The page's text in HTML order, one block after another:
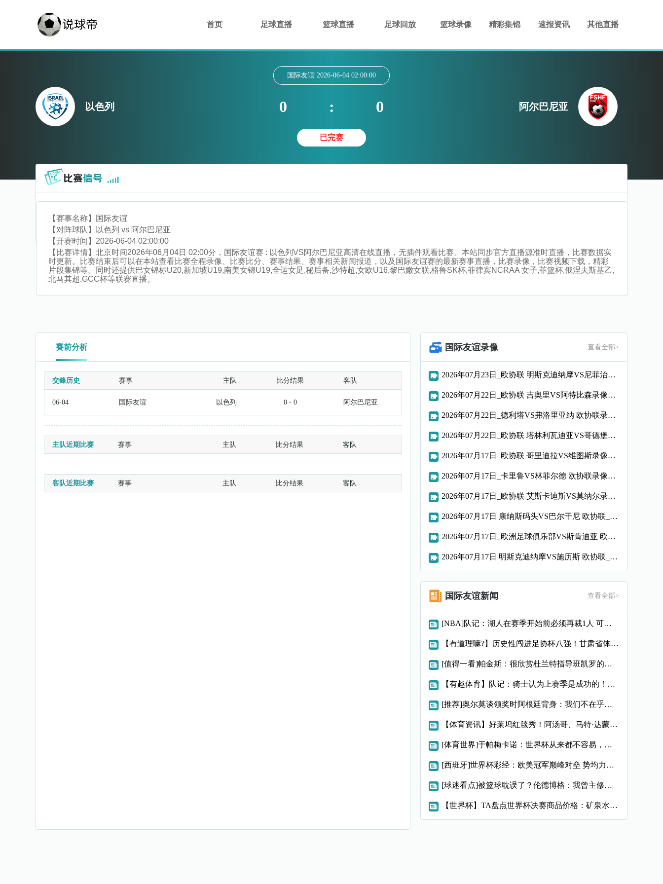
首页 足球直播 篮球直播 足球回放 篮球录像 精彩集锦 速报资讯 其他直播
以色列
国际友谊 2026-06-04 02:00:00
0 : 0
已完赛
阿尔巴尼亚
【赛事名称】
国际友谊
【对阵球队】
以色列 vs 阿尔巴尼亚
【开赛时间】 2026-06-04 02:00:00
【比赛详情】 北京时间2026年06月04日 02:00分，国际友谊赛 : 以色列VS阿尔巴尼亚高清在线直播，无插件观看比赛。本站同步官方直播源准时直播，比赛数据实
时更新。比赛结束后可以在本站查看比赛全程录像、比赛比分、赛事结果、赛事相关新闻报道，以及国际友谊赛的最新赛事直播，比赛录像，比赛视频下载，精彩
片段集锦等。同时还提供巴女锦标U20,新加坡U19,南美女锦U19,全运女足,秘后备,沙特超,女欧U16,黎巴嫩女联,格鲁SK杯,菲律宾NCRAA 女子,菲篮杯,俄涅夫斯基乙,
北马其超,GCC杯等联赛直播。
賽前分析
交鋒历史 赛事 主队 比分结果 客队
06-04 国际友谊 以色列 0 - 0 阿尔巴尼亚
主队近期比赛 赛事 主队 比分结果 客队
客队近期比赛 赛事 主队 比分结果 客队
国际友谊录像 查看全部>
2026年07月23日_欧协联 明斯克迪纳摩VS尼菲治巴库录像_高清录像【全场回放】
2026年07月22日_欧协联 吉奥里VS阿特比森录像_全场录像【视频集锦】
2026年07月22日_德利塔VS弗洛里亚纳 欧协联录像_全场录像【全场回放】
2026年07月22日_欧协联 塔林利瓦迪亚VS哥德堡录像_全场录像【全场回放】
2026年07月17日_欧协联 哥里迪拉VS维图斯录像_全场录像【高清回放】
2026年07月17日_卡里鲁VS林菲尔德 欧协联录像_高清录像【全场回放】
2026年07月17日_欧协联 艾斯卡迪斯VS莫纳尔录像_全场录像【高清回放】
2026年07月17日 康纳斯码头VS巴尔干尼 欧协联_全场录像【全场回放】
2026年07月17日_欧洲足球俱乐部VS斯肯迪亚 欧协联录像_全场录像【视频集锦】
2026年07月17日 明斯克迪纳摩VS施历斯 欧协联_全场录像【全场回放】
国际友谊新闻 查看全部>
[NBA]队记：湖人在赛季开始前必须再裁1人 可能是范德彪&
【有道理嘛?】历史性闯进足协杯八强！甘肃省体育局慰问调研兰州
[值得一看]帕金斯：很欣赏杜兰特指导班凯罗的精神 但我想看他
【有趣体育】队记：骑士认为上赛季是成功的！球队对现状&前景感
[推荐]奥尔莫谈领奖时阿根廷背身：我们不在乎，球员们应该成为
【体育资讯】好莱坞红毯秀！阿汤哥、马特·达蒙等巨星现身世界杯
[体育世界]于帕梅卡诺：世界杯从来都不容易，我们下半场差一点
[西班牙]世界杯彩经：欧美冠军巅峰对垒 势均力敌终极鏖战
[球迷看点]被篮球耽误了？伦德博格：我曾主修戏剧和表演 渴望
【世界杯】TA盘点世界杯决赛商品价格：矿泉水5美元、薯条8美